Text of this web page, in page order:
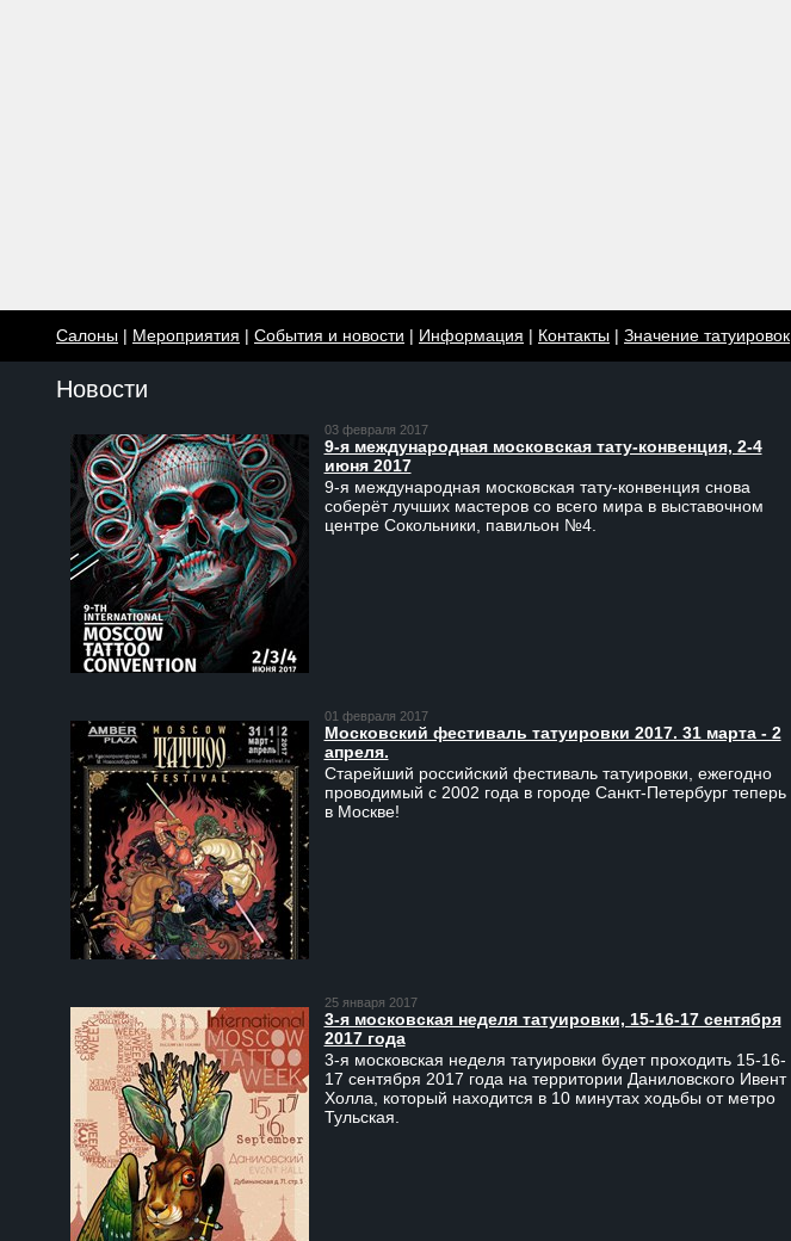
Салоны | Мероприятия | События и новости | Информация | Контакты | Значение татуировок
Новости
03 февраля 2017
9-я международная московская тату-конвенция, 2-4
июня 2017
9-я международная московская тату-конвенция снова
соберёт лучших мастеров со всего мира в выставочном
центре Сокольники, павильон №4.
01 февраля 2017
Московский фестиваль татуировки 2017. 31 марта - 2
апреля.
Старейший российский фестиваль татуировки, ежегодно
проводимый с 2002 года в городе Санкт-Петербург теперь
в Москве!
25 января 2017
3-я московская неделя татуировки, 15-16-17 сентября
2017 года
3-я московская неделя татуировки будет проходить 15-16-
17 сентября 2017 года на территории Даниловского Ивент
Холла, который находится в 10 минутах ходьбы от метро
Тульская.